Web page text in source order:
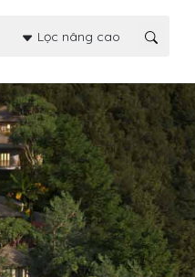
Lọc nâng cao